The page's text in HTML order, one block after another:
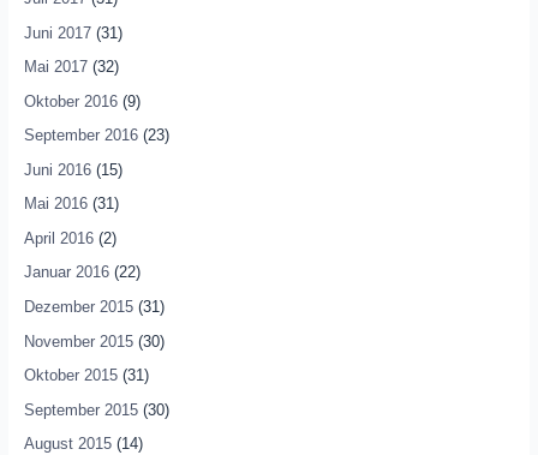
Juni 2017(31)
Mai 2017(32)
Oktober 2016(9)
September 2016(23)
Juni 2016(15)
Mai 2016(31)
April 2016(2)
Januar 2016(22)
Dezember 2015(31)
November 2015(30)
Oktober 2015(31)
September 2015(30)
August 2015(14)